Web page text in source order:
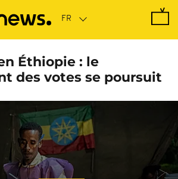
Éthiopie : le
des votes se poursuit